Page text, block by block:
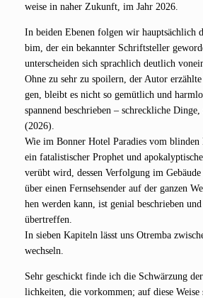
wei­se in naher Zukunft, im Jahr 2026.
In bei­den Ebe­nen fol­gen wir haupt­säch­lich
bim, der ein bekann­ter Schrift­stel­ler
unter­schei­den sich sprach­lich deut­lich
Ohne zu sehr zu spoi­lern, der Autor
gen, bleibt es nicht so gemüt­lich und
span­nend beschrie­ben – schreck­li­che
(2026).
Wie im Bon­ner Hotel Para­dies vom blin­den
ein fata­lis­ti­scher Pro­phet und
ver­übt wird, des­sen Ver­fol­gung im
über einen Fern­seh­sen­der auf der gan­zen
hen wer­den kann, ist geni­al beschrie­ben
über­tref­fen.
In sie­ben Kapi­teln lässt uns Otrem­ba
wechseln.
Sehr geschickt fin­de ich die Schwär­zung
lich­kei­ten, die vor­kom­men; auf die­se